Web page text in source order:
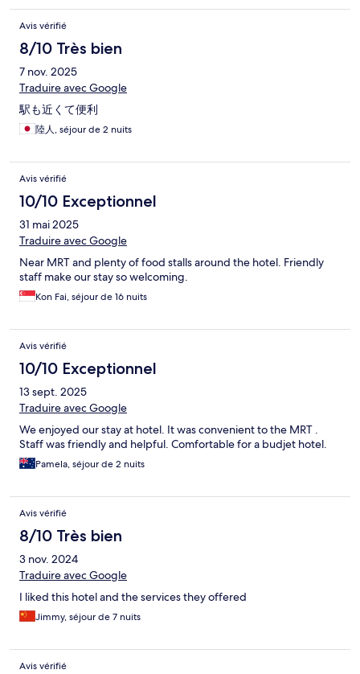
Avis vérifié
8/10 Très bien
7 nov. 2025
Traduire avec Google
駅も近くて便利
陸人, séjour de 2 nuits
Avis vérifié
10/10 Exceptionnel
31 mai 2025
Traduire avec Google
Near MRT and plenty of food stalls around the hotel. Friendly
staff make our stay so welcoming.
Kon Fai, séjour de 16 nuits
Avis vérifié
10/10 Exceptionnel
13 sept. 2025
Traduire avec Google
We enjoyed our stay at hotel. It was convenient to the MRT .
Staff was friendly and helpful. Comfortable for a budjet hotel.
Pamela, séjour de 2 nuits
Avis vérifié
8/10 Très bien
3 nov. 2024
Traduire avec Google
I liked this hotel and the services they offered
Jimmy, séjour de 7 nuits
Avis vérifié